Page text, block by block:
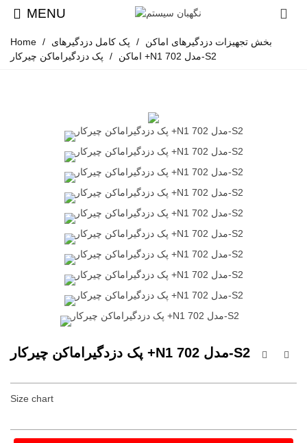
MENU
Home / بخش تجهیزات دزدگیرهای اماکن /
پک کامل دزدگیرهای
اماکن
/ پک دزدگیراماکن چیرکار +N1 مدل 702-S2
پک دزدگیراماکن چیرکار +N1 مدل 702-S2
Size chart